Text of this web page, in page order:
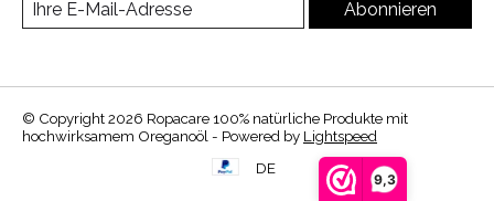
9,3
Abonnieren
© Copyright 2026 Ropacare 100% natürliche Produkte mit
hochwirksamem Oreganoöl - Powered by Lightspeed
DE